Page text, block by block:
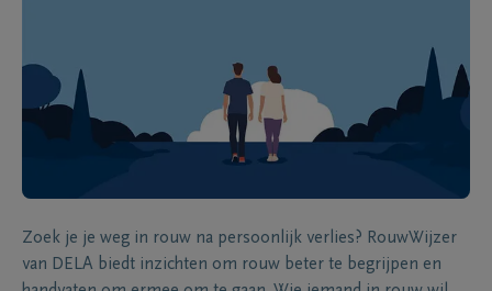
Zoek je je weg in rouw na persoonlijk verlies? RouwWijzer
van DELA biedt inzichten om rouw beter te begrijpen en